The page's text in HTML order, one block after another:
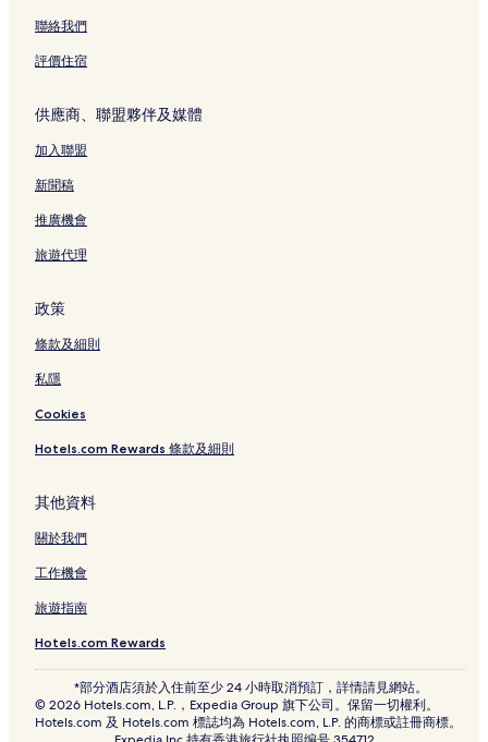
聯絡我們
評價住宿
供應商、聯盟夥伴及媒體
加入聯盟
新聞稿
推廣機會
旅遊代理
政策
條款及細則
私隱
Cookies
Hotels.com Rewards 條款及細則
其他資料
關於我們
工作機會
旅遊指南
Hotels.com Rewards
*部分酒店須於入住前至少 24 小時取消預訂，詳情請見網站。
© 2026 Hotels.com, L.P.，Expedia Group 旗下公司。保留一切權利。
Hotels.com 及 Hotels.com 標誌均為 Hotels.com, L.P. 的商標或註冊商標。